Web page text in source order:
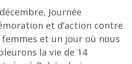
Journée
et d’action contre
et un jour où nous
la vie de 14